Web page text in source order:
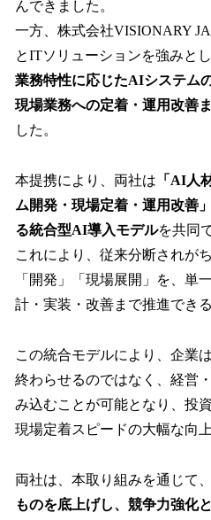
んできました。
一方、株式会社VISIONARY
とITソリューションを強みとし
業務特性に応じたAIシステム
現場業務への定着・運用改善
した。
本提携により、両社は 「AI人
ム開発・現場定着・運用改善
る統合型AI導入モデルを共同
これにより、従来分断されが
「開発」「現場展開」を、単
計・実装・改善まで推進でき
この統合モデルにより、企業
終わらせるのではなく、経営
み込むことが可能となり、投
現場定着スピードの大幅な向
両社は、本取り組みを通じて、
ものを底上げし、競争力強化